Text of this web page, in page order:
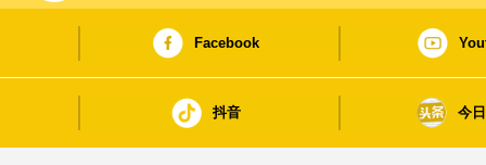
Facebook
抖音 今